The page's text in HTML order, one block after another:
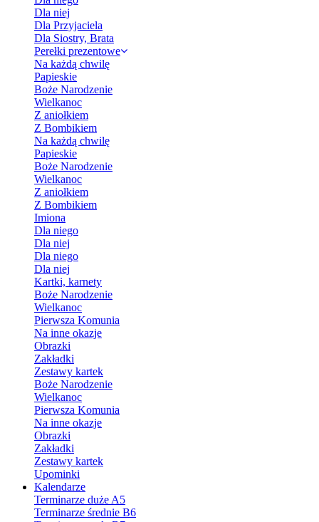
Dla niej
Dla Przyjaciela
Dla Siostry, Brata
Perełki prezentowe
Na każdą chwilę
Papieskie
Boże Narodzenie
Wielkanoc
Z aniołkiem
Z Bombikiem
Na każdą chwilę
Papieskie
Boże Narodzenie
Wielkanoc
Z aniołkiem
Z Bombikiem
Imiona
Dla niego
Dla niej
Dla niego
Dla niej
Kartki, karnety
Boże Narodzenie
Wielkanoc
Pierwsza Komunia
Na inne okazje
Obrazki
Zakładki
Zestawy kartek
Boże Narodzenie
Wielkanoc
Pierwsza Komunia
Na inne okazje
Obrazki
Zakładki
Zestawy kartek
Upominki
Kalendarze
Terminarze duże A5
Terminarze średnie B6